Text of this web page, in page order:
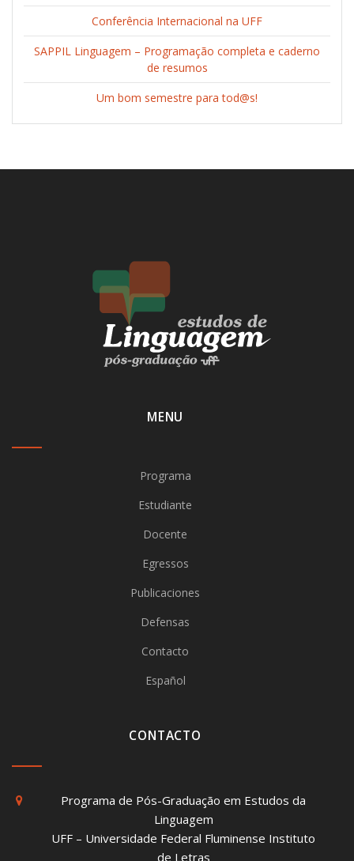
Conferência Internacional na UFF
SAPPIL Linguagem – Programação completa e caderno
de resumos
Um bom semestre para tod@s!
MENU
Programa
Estudiante
Docente
Egressos
Publicaciones
Defensas
Contacto
Español
CONTACTO
Programa de Pós-Graduação em Estudos da
Linguagem
UFF – Universidade Federal Fluminense Instituto
de Letras